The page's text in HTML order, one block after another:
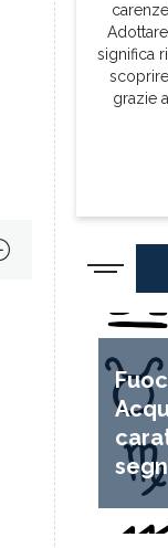
significa
grazie